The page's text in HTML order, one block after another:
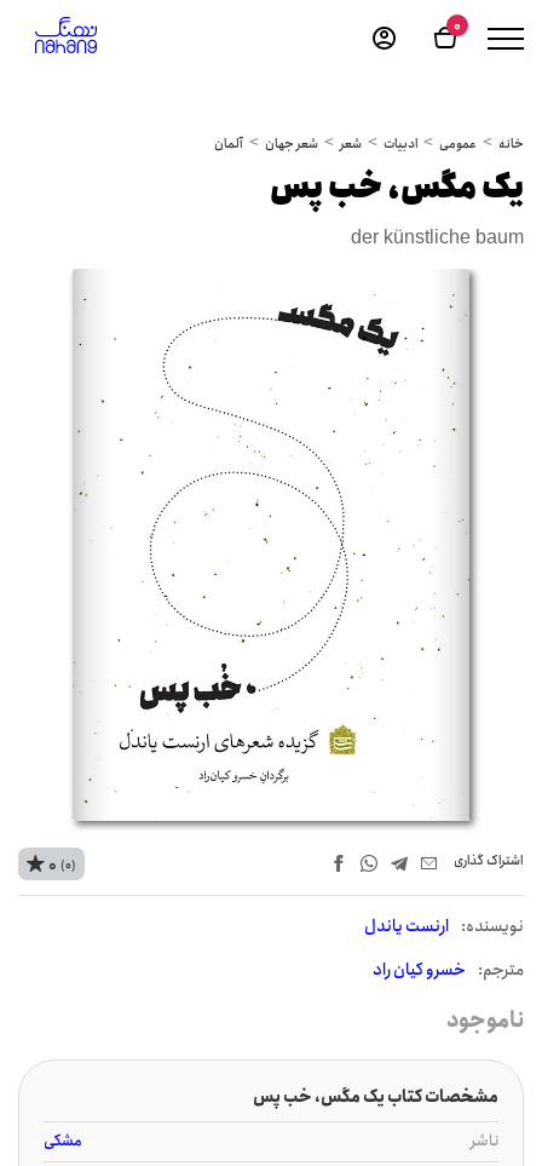
0
خانه عمومی ادبیات شعر شعر جهان آلمان
یک مگس، خب پس
der künstliche baum
اشتراک‌ گذاری
نويسنده: ارنست یاندل
مترجم: خسرو کیان راد
0 (0)
ناموجود
مشخصات کتاب یک مگس، خب پس
ناشر
مشکی